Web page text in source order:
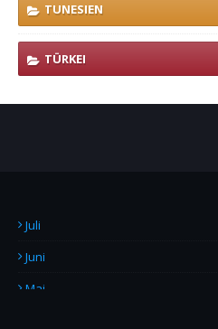
TUNESIEN
TÜRKEI
Juli
Juni
Mai